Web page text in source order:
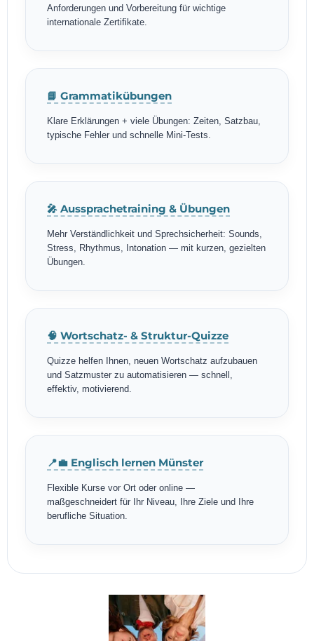
Anforderungen und Vorbereitung für wichtige
internationale Zertifikate.
📘 Grammatikübungen
Klare Erklärungen + viele Übungen: Zeiten, Satzbau,
typische Fehler und schnelle Mini-Tests.
🎤 Aussprachetraining & Übungen
Mehr Verständlichkeit und Sprechsicherheit: Sounds,
Stress, Rhythmus, Intonation — mit kurzen, gezielten
Übungen.
🧠 Wortschatz- & Struktur-Quizze
Quizze helfen Ihnen, neuen Wortschatz aufzubauen
und Satzmuster zu automatisieren — schnell,
effektiv, motivierend.
📍💼 Englisch lernen Münster
Flexible Kurse vor Ort oder online —
maßgeschneidert für Ihr Niveau, Ihre Ziele und Ihre
berufliche Situation.